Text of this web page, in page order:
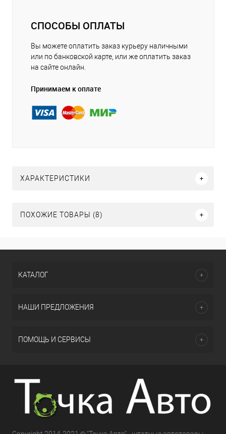
СПОСОБЫ ОПЛАТЫ
Вы можете оплатить заказ курьеру наличными
или по банковской карте, или же оплатить заказ
на сайте онлайн.
Принимаем к оплате
ХАРАКТЕРИСТИКИ
ПОХОЖИЕ ТОВАРЫ (8)
КАТАЛОГ
НАШИ ПРЕДЛОЖЕНИЯ
ПОМОЩЬ И СЕРВИСЫ